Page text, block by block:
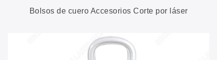
Bolsos de cuero Accesorios Corte por láser